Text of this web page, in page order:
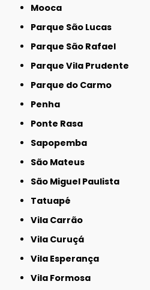
Mooca
Parque São Lucas
Parque São Rafael
Parque Vila Prudente
Parque do Carmo
Penha
Ponte Rasa
Sapopemba
São Mateus
São Miguel Paulista
Tatuapé
Vila Carrão
Vila Curuçá
Vila Esperança
Vila Formosa